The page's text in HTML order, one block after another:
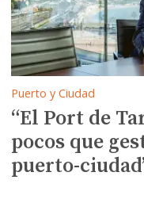
Puerto y Ciudad
“El Port de
pocos que
puerto-